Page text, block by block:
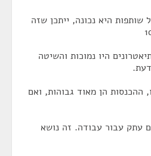
היא נכונה, ייתכן שזה
היו נמוכות והשיטה
ההכנסות הן מאוד גבוהות, ואם
עתק עבור עבודה. זה נושא